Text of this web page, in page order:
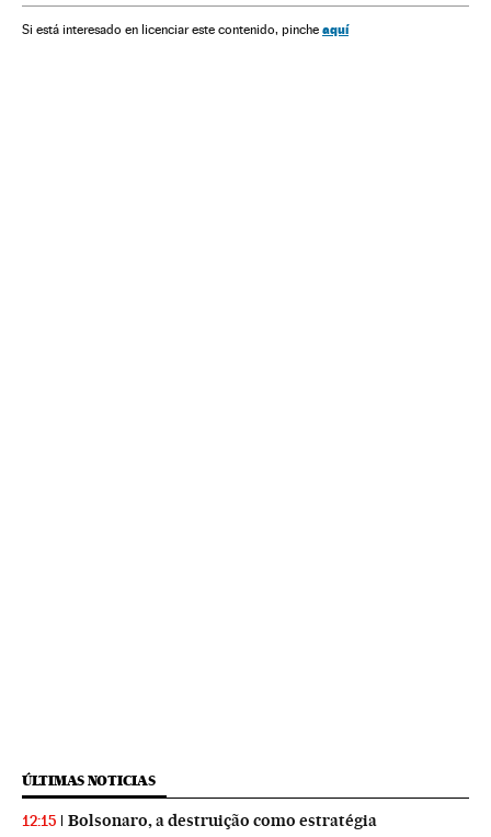
Dusan Tadic Milinkovic-Savic Aleksandar Kolarov
Si está interesado en licenciar este contenido, pinche aquí
ÚLTIMAS NOTICIAS
12:15 Bolsonaro, a destruição como estratégia